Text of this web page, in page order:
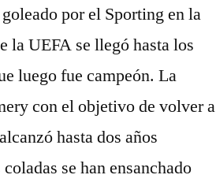
por el Sporting en la
la UEFA se llegó hasta los
luego fue campeón. La
con el objetivo de volver a
hasta dos años
se han ensanchado